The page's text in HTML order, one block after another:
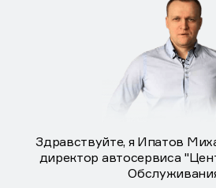
Здравствуйте, я Ипатов
директор автосервиса